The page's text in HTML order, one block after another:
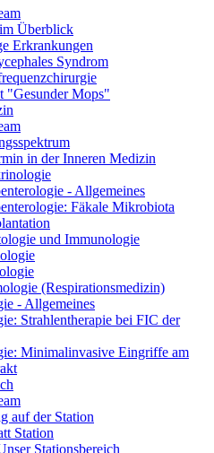
Überblick
Erkrankungen
Syndrom
"Gesunder Mops"
in der Inneren Medizin
- Allgemeines
Fäkale Mikrobiota
und Immunologie
(Respirationsmedizin)
- Allgemeines
Strahlentherapie bei FIC der
Minimalinvasive Eingriffe am
auf der Station
Station
Stationsbereich